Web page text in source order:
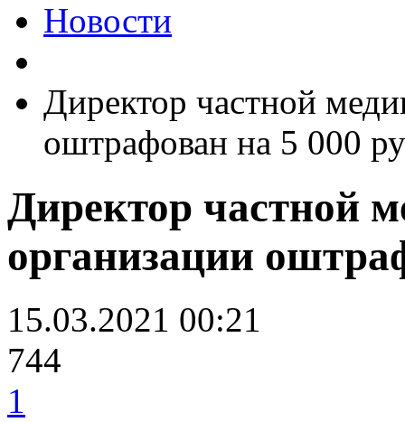
Новости
Директор частной
оштрафован на 5 000
Директор частной
организации
15.03.2021 00:21
744
1